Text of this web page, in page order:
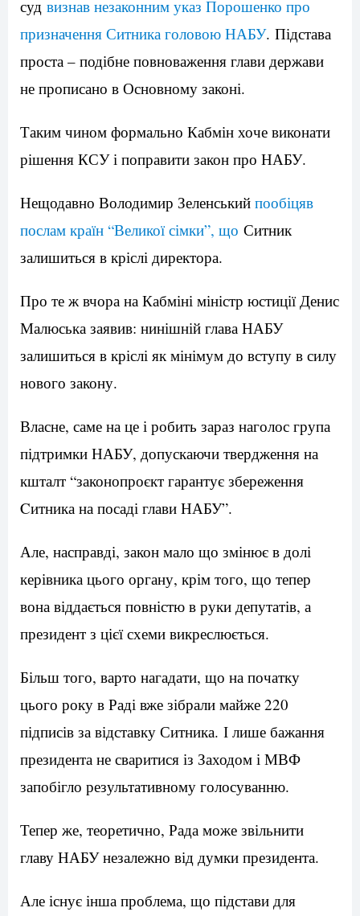
суд визнав незаконним указ Порошенко про
призначення Ситника головою НАБУ. Підстава
проста – подібне повноваження глави держави
не прописано в Основному законі.
Таким чином формально Кабмін хоче виконати
рішення КСУ і поправити закон про НАБУ.
Нещодавно Володимир Зеленський пообіцяв
послам країн “Великої сімки”, що Ситник
залишиться в кріслі директора.
Про те ж вчора на Кабміні міністр юстиції Денис
Малюська заявив: нинішній глава НАБУ
залишиться в кріслі як мінімум до вступу в силу
нового закону.
Власне, саме на це і робить зараз наголос група
підтримки НАБУ, допускаючи твердження на
кшталт “законопроєкт гарантує збереження
Cитника на посаді глави НАБУ”.
Але, насправді, закон мало що змінює в долі
керівника цього органу, крім того, що тепер
вона віддається повністю в руки депутатів, а
президент з цієї схеми викреслюється.
Більш того, варто нагадати, що на початку
цього року в Раді вже зібрали майже 220
підписів за відставку Ситника. І лише бажання
президента не сваритися із Заходом і МВФ
запобігло результативному голосуванню.
Тепер же, теоретично, Рада може звільнити
главу НАБУ незалежно від думки президента.
Але існує інша проблема, що підстави для